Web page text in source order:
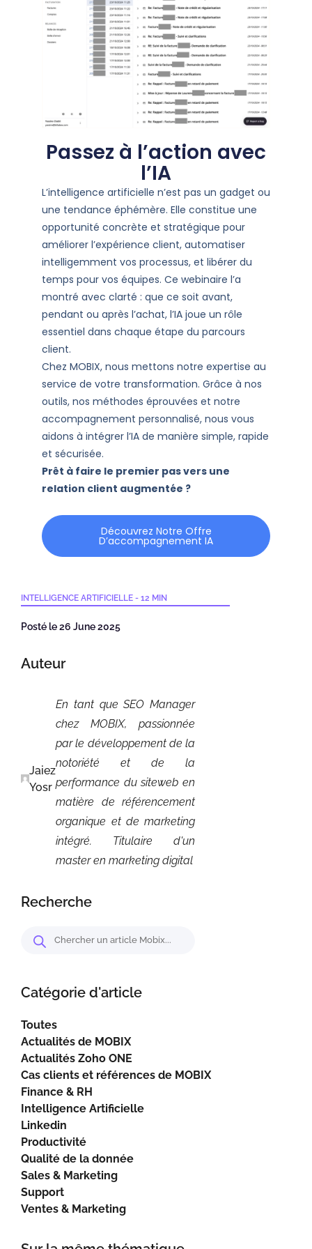
Passez à l’action avec
l’IA
L’intelligence artificielle n’est pas un gadget ou
une tendance éphémère. Elle constitue une
opportunité concrète et stratégique pour
améliorer l’expérience client, automatiser
intelligemment vos processus, et libérer du
temps pour vos équipes. Ce webinaire l’a
montré avec clarté : que ce soit avant,
pendant ou après l’achat, l’IA joue un rôle
essentiel dans chaque étape du parcours
client.
Chez MOBIX, nous mettons notre expertise au
service de votre transformation. Grâce à nos
outils, nos méthodes éprouvées et notre
accompagnement personnalisé, nous vous
aidons à intégrer l’IA de manière simple, rapide
et sécurisée.
Prêt à faire le premier pas vers une
relation client augmentée ?
Découvrez Notre Offre
D’accompagnement IA
INTELLIGENCE ARTIFICIELLE - 12 MIN
Posté le 26 June 2025
Auteur
Jaiez
Yosr
En tant que SEO Manager
chez MOBIX, passionnée
par le développement de la
notoriété et de la
performance du siteweb en
matière de référencement
organique et de marketing
intégré. Titulaire d'un
master en marketing digital
Recherche
Catégorie d'article
Toutes
Actualités de MOBIX
Actualités Zoho ONE
Cas clients et références de MOBIX
Finance & RH
Intelligence Artificielle
Linkedin
Productivité
Qualité de la donnée
Sales & Marketing
Support
Ventes & Marketing